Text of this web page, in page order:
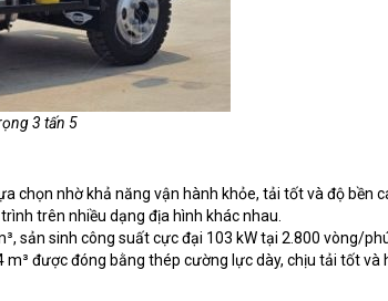
3 tấn 5
chọn nhờ khả năng vận hành khỏe, tải tốt và độ bền
trên nhiều dạng địa hình khác nhau.
sản sinh công suất cực đại 103 kW tại 2.800 vòng/
được đóng bằng thép cường lực dày, chịu tải tốt và